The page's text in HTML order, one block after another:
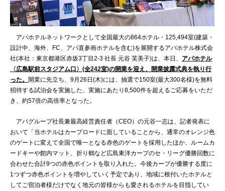
アパホテルネットワークとして全国最大の864ホテル・125,494室(建築・
設計中、海外、FC、アパ直参画ホテルを含む)を展開するアパホテル株式会
社(本社：東京都港区赤坂3丁目2‐3 社長 元谷 芙美子)は、本日、 アパホテル
〈広島駅前スタジアム口〉 (全242室)の開業を迎え、開業披露式典を執り行
った。 開業に先立ち、9月26日(木)には、抽選で150室(最大300名様)を無料
招待する試泊会を実施した。実施にあたり8,500件を超えるご応募をいただ
き、約57倍の高倍率となった。
アパグループ社長兼最高経営責任者（CEO）の元谷一志は、記者発表に
おいて「当ホテルはカープロードに面していることから、通常のオレンジ色
のゲートに変えて全国で唯一となる赤色のゲートを採用したほか、ルームカ
ードキーや館内マット、折り鶴など広島東洋カープのセ・リーグ優勝回数に
合わせた合計9つの赤色ポイントを取り入れた。今後カープが優勝する度に
1つずつ赤色ポイントを増やしていく予定であり、地域に根付いたホテルと
してご宿泊者様だけでなく地元の皆様からも愛されるホテルを目指してい